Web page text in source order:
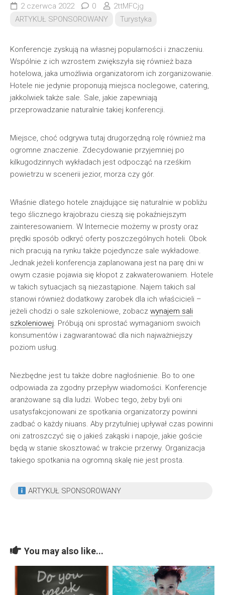
2 czerwca 2022 0
2ttMFCjg
ARTYKUŁ SPONSOROWANY
Turystyka
Konferencje zyskują na własnej popularności i znaczeniu.
Wspólnie z ich wzrostem zwiększyła się również baza
hotelowa, jaka umożliwia organizatorom ich zorganizowanie.
Hotele nie jedynie proponują miejsca noclegowe, catering,
jakkolwiek także sale. Sale, jakie zapewniają
przeprowadzanie naturalnie takiej konferencji.
Miejsce, choć odgrywa tutaj drugorzędną rolę również ma
ogromne znaczenie. Zdecydowanie przyjemniej po
kilkugodzinnych wykładach jest odpocząć na rześkim
powietrzu w scenerii jezior, morza czy gór.
Właśnie dlatego hotele znajdujące się naturalnie w pobliżu
tego ślicznego krajobrazu cieszą się pokaźniejszym
zainteresowaniem. W Internecie możemy w prosty oraz
prędki sposób odkryć oferty poszczególnych hoteli. Obok
nich pracują na rynku także pojedyncze sale wykładowe.
Jednak jeżeli konferencja zaplanowana jest na parę dni w
owym czasie pojawia się kłopot z zakwaterowaniem. Hotele
w takich sytuacjach są niezastąpione. Najem takich sal
stanowi również dodatkowy zarobek dla ich właścicieli –
jeżeli chodzi o sale szkoleniowe, zobacz wynajem sali
szkoleniowej. Próbują oni sprostać wymaganiom swoich
konsumentów i zagwarantować dla nich najważniejszy
poziom usług.
Niezbędne jest tu także dobre nagłośnienie. Bo to one
odpowiada za zgodny przepływ wiadomości. Konferencje
aranżowane są dla ludzi. Wobec tego, żeby byli oni
usatysfakcjonowani ze spotkania organizatorzy powinni
zadbać o każdy niuans. Aby przytulniej upływał czas powinni
oni zatroszczyć się o jakieś zakąski i napoje, jakie goście
będą w stanie skosztować w trakcie przerwy. Organizacja
takiego spotkania na ogromną skalę nie jest prosta.
ARTYKUŁ SPONSOROWANY
You may also like...